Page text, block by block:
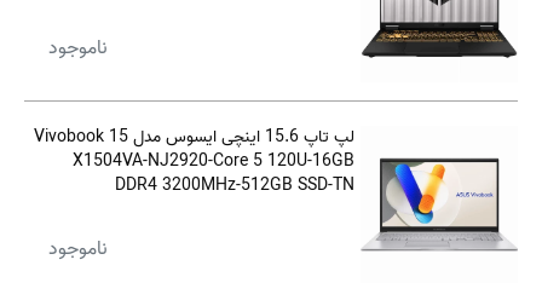
ناموجود
لپ تاپ 15.6 اینچی ایسوس مدل Vivobook 15
X1504VA-NJ2920-Core 5 120U-16GB
DDR4 3200MHz-512GB SSD-TN
ناموجود